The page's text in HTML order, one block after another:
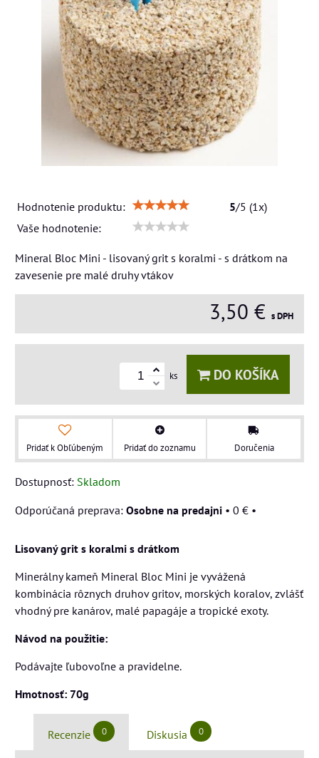
Hodnotenie produktu: 5/5 (1x)
Vaše hodnotenie:
Mineral Bloc Mini - lisovaný grit s koralmi - s drátkom na
zavesenie pre malé druhy vtákov
3,50 € s DPH
ks DO KOŠÍKA
Pridať k Obľúbeným Pridať do zoznamu Doručenia
Dostupnosť: Skladom
Osobne na predajni • 0 € •
Lisovaný grit s koralmi s drátkom
Minerálny kameň Mineral Bloc Mini je vyvážená
kombinácia rôznych druhov gritov, morských koralov, zvlášť
vhodný pre kanárov, malé papagáje a tropické exoty.
Návod na použitie:
Podávajte ľubovoľne a pravidelne.
Hmotnosť: 70g
Recenzie 0 Diskusia 0